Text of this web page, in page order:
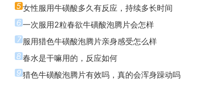
5女性服用牛磺酸多久有反应，持续多长时间
6一次服用2粒春欲牛磺酸泡腾片会怎样
7 服用猎色牛磺酸泡腾片亲身感受怎么样
8 春水是干嘛用的，反应如何
9猎色牛磺酸泡腾片有效吗，真的会浑身躁动吗